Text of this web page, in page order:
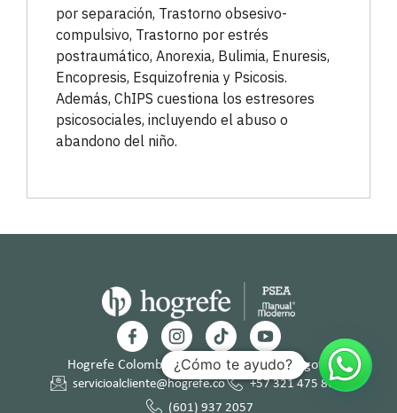
por separación, Trastorno obsesivo-
compulsivo, Trastorno por estrés
postraumático, Anorexia, Bulimia, Enuresis,
Encopresis, Esquizofrenia y Psicosis.
Además, ChIPS cuestiona los estresores
psicosociales, incluyendo el abuso o
abandono del niño.
Hogrefe Colombia Cra. 49b # 93 – 38, Bogotá
servicioalcliente@hogrefe.co
+57 321 475 8010
(601) 937 2057
¿Cómo te ayudo?